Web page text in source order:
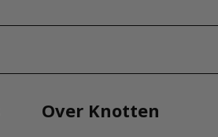
Over Knotten